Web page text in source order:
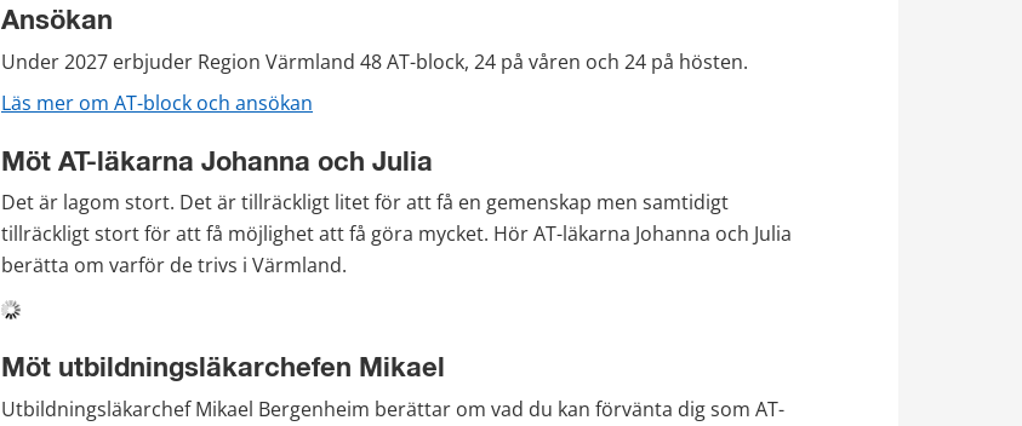
Ansökan
Under 2027 erbjuder Region Värmland 48 AT-block, 24 på våren och 24 på hösten.
Läs mer om AT-block och ansökan
Möt AT-läkarna Johanna och Julia
Det är lagom stort. Det är tillräckligt litet för att få en gemenskap men samtidigt
tillräckligt stort för att få möjlighet att få göra mycket. Hör AT-läkarna Johanna och Julia
berätta om varför de trivs i Värmland.
Möt utbildningsläkarchefen Mikael
Utbildningsläkarchef Mikael Bergenheim berättar om vad du kan förvänta dig som AT-